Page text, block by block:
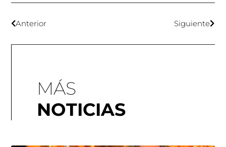
Anterior Siguiente
MÁS
NOTICIAS